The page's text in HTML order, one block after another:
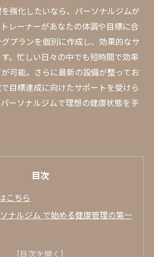
強化したいなら、パーソナルジムが
レーナーがあなたの体調や目標に合
プランを個別に作成し、効果的なサ
。忙しい日々の中でも短時間で効率
可能。さらに最新の設備が整ってお
目標達成に向けたサポートを受けら
ーソナルジムで理想の健康状態を手
目次
こちら
ナルジム で始める健康管理の第一
ルジムを選ぶ際の重要なポイント